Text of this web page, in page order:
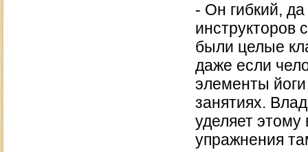
- Он гибкий,
были целые
даже если
элементы
занятиях.
уделяет
упражнения